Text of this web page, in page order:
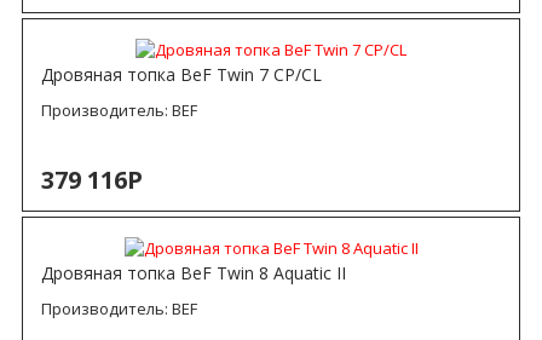
Дровяная топка BeF Twin 7 CP/CL
Производитель: BEF
379 116Р
Дровяная топка BeF Twin 8 Aquatic II
Производитель: BEF